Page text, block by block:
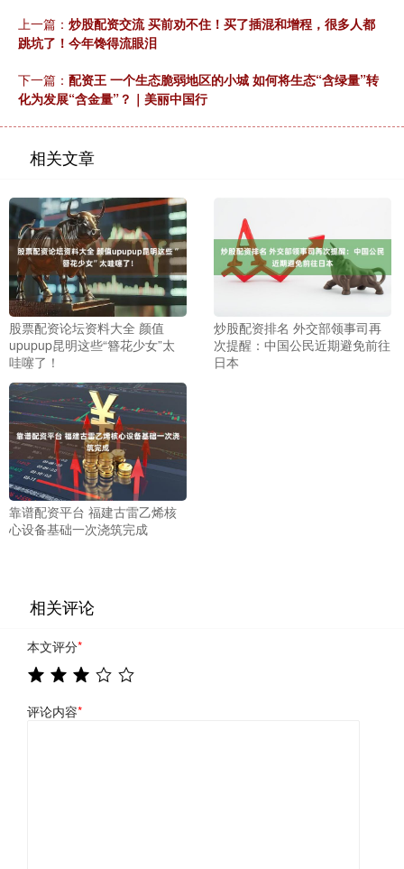
上一篇： 炒股配资交流 买前劝不住！买了插混和增程，很多人都
跳坑了！今年馋得流眼泪
下一篇： 配资王 一个生态脆弱地区的小城 如何将生态“含绿量”转
化为发展“含金量”？｜美丽中国行
相关文章
股票配资论坛资料大全 颜值
upupup昆明这些“簪花少女”太
哇噻了！
炒股配资排名 外交部领事司再
次提醒：中国公民近期避免前往
日本
靠谱配资平台 福建古雷乙烯核
心设备基础一次浇筑完成
相关评论
本文评分*
评论内容*